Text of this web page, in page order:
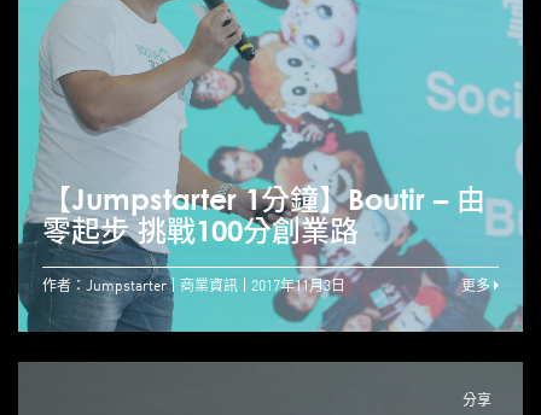
【Jumpstarter 1分鐘】Boutir – 由
零起步 挑戰100分創業路
作者：Jumpstarter 商業資訊 2017年11月3日 更多
分享